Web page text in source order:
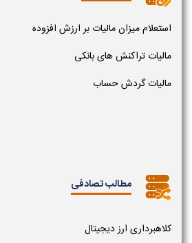
استعلام میزان مالیات بر ارزش افزوده
مالیات تراکنش های بانکی
مالیات گردش حساب
مطالب تصادفی
کلاهبرداری ارز دیجیتال